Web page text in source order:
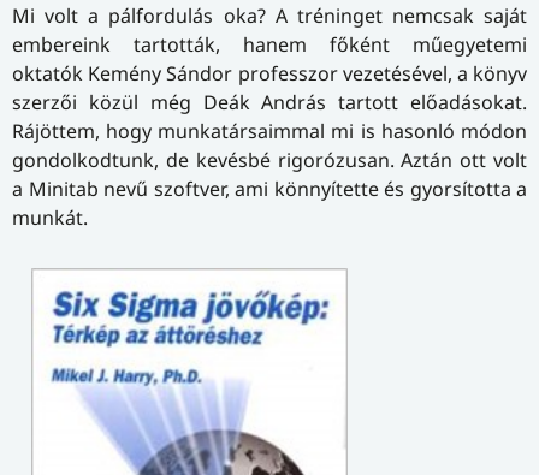
Mi volt a pálfordulás oka? A tréninget nemcsak saját
embereink tartották, hanem főként műegyetemi
oktatók Kemény Sándor professzor vezetésével, a könyv
szerzői közül még Deák András tartott előadásokat.
Rájöttem, hogy munkatársaimmal mi is hasonló módon
gondolkodtunk, de kevésbé rigorózusan. Aztán ott volt
a Minitab nevű szoftver, ami könnyítette és gyorsította a
munkát.